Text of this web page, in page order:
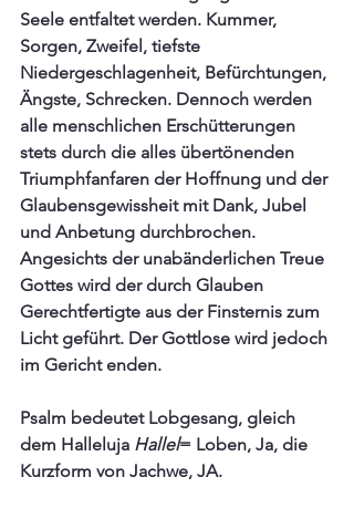
Seele entfaltet werden. Kummer,
Sorgen, Zweifel, tiefste
Niedergeschlagenheit, Befürchtungen,
Ängste, Schrecken. Dennoch werden
alle menschlichen Erschütterungen
stets durch die alles übertönenden
Triumphfanfaren der Hoffnung und der
Glaubensgewissheit mit Dank, Jubel
und Anbetung durchbrochen.
Angesichts der unabänderlichen Treue
Gottes wird der durch Glauben
Gerechtfertigte aus der Finsternis zum
Licht geführt. Der Gottlose wird jedoch
im Gericht enden.
Psalm bedeutet Lobgesang, gleich
dem Halleluja Hallel= Loben, Ja, die
Kurzform von Jachwe, JA.